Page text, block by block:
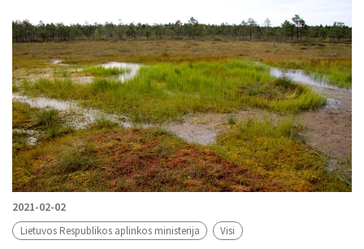
Metus
Periodą
Tikslinė grupė
Periodas
2021-02-02
Lietuvos Respublikos aplinkos ministerija Visi